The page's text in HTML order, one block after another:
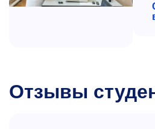
Отзывы